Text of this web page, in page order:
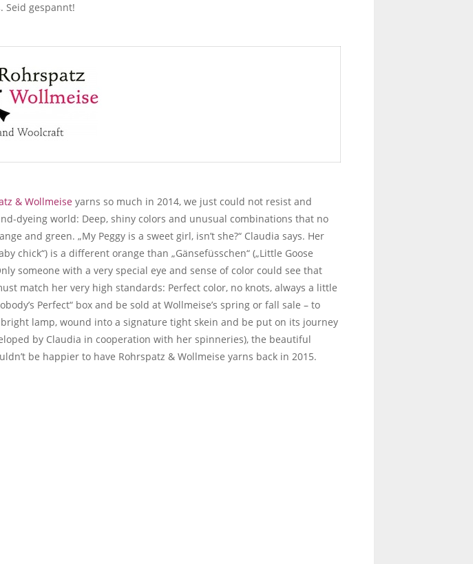
Seid gespannt!
& Wollmeise yarns so much in 2014, we just could not resist and
dyeing world: Deep, shiny colors and unusual combinations that no
and green. „My Peggy is a sweet girl, isn’t she?“ Claudia says. Her
chick“) is a different orange than „Gänsefüsschen“ („Little Goose
someone with a very special eye and sense of color could see that
match her very high standards: Perfect color, no knots, always a little
Perfect“ box and be sold at Wollmeise’s spring or fall sale – to
lamp, wound into a signature tight skein and be put on its journey
by Claudia in cooperation with her spinneries), the beautiful
be happier to have Rohrspatz & Wollmeise yarns back in 2015.